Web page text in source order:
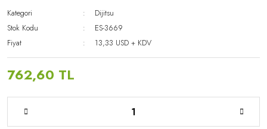
Kategori
Dijitsu
Stok Kodu
ES-3669
Fiyat
13,33 USD + KDV
762,60 TL